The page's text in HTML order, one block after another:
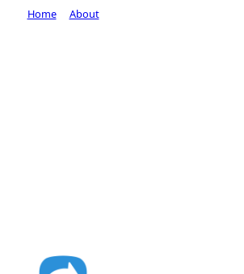
Home About